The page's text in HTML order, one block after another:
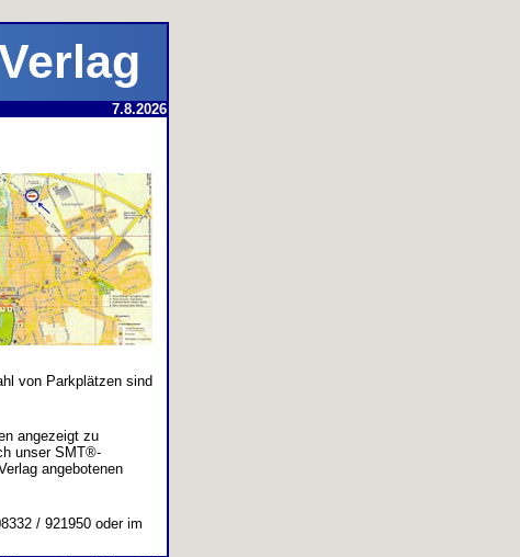
7.8.2026
von Parkplätzen sind
angezeigt zu
unser SMT®-
angebotenen
/ 921950 oder im